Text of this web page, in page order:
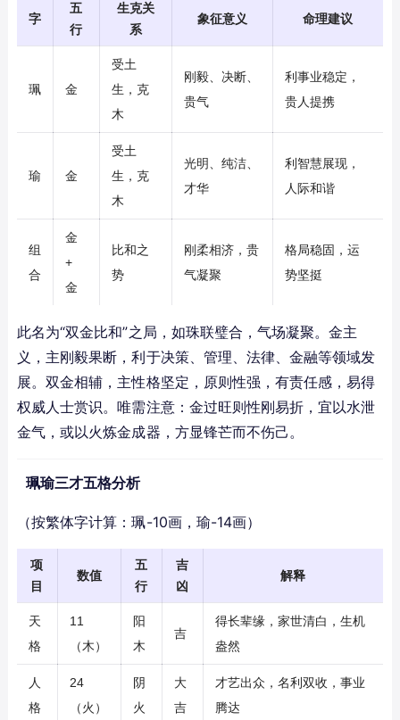
字
五
行
生克关
系
象征意义 命理建议
珮 金
受土
生，克
木
刚毅、决断、
贵气
利事业稳定，
贵人提携
瑜 金
受土
生，克
木
光明、纯洁、
才华
利智慧展现，
人际和谐
组
合
金
+
金
比和之
势
刚柔相济，贵
气凝聚
格局稳固，运
势坚挺
此名为“双金比和”之局，如珠联璧合，气场凝聚。金主
义，主刚毅果断，利于决策、管理、法律、金融等领域发
展。双金相辅，主性格坚定，原则性强，有责任感，易得
权威人士赏识。唯需注意：金过旺则性刚易折，宜以水泄
金气，或以火炼金成器，方显锋芒而不伤己。
珮瑜三才五格分析
（按繁体字计算：珮-10画，瑜-14画）
项
目
数值
五
行
吉
凶
解释
天
格
11
（木）
阳
木
吉
得长辈缘，家世清白，生机
盎然
人
格
24
（火）
阴
火
大
吉
才艺出众，名利双收，事业
腾达